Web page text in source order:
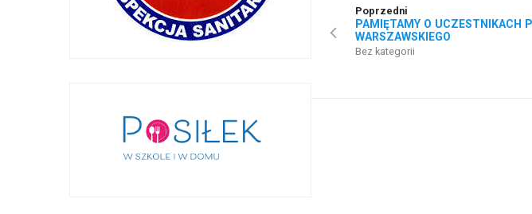
Poprzedni
PAMIĘTAMY O UCZESTNIKACH
WARSZAWSKIEGO
Bez kategorii